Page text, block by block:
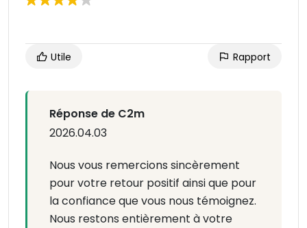
Utile Rapport
Réponse de C2m
2026.04.03
Nous vous remercions sincèrement
pour votre retour positif ainsi que pour
la confiance que vous nous témoignez.
Nous restons entièrement à votre